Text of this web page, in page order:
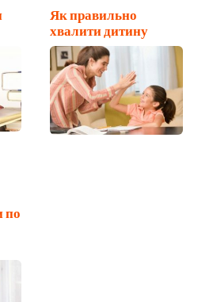
Як правильно
хвалити дитину
по